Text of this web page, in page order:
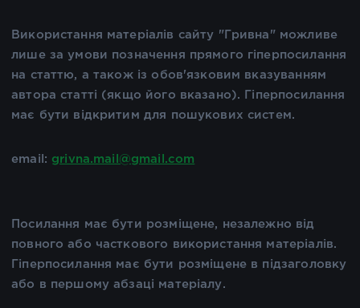
Використання матеріалів сайту "Гривна" можливе
лише за умови позначення прямого гіперпосилання
на статтю, а також із обов'язковим вказуванням
автора статті (якщо його вказано). Гіперпосилання
має бути відкритим для пошукових систем.
email: grivna.mail@gmail.com
Посилання має бути розміщене, незалежно від
повного або часткового використання матеріалів.
Гіперпосилання має бути розміщене в підзаголовку
або в першому абзаці матеріалу.